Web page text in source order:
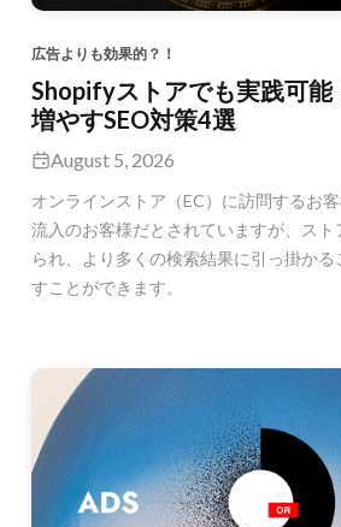
広告よりも効果的？！
Shopifyストアでも実践可能
増やすSEO対策4選
August 5, 2026
オンラインストア（EC）に訪問するお
流入のお客様だとされていますが、スト
られ、より多くの検索結果に引っ掛か
すことができます。